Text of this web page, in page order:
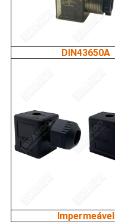
DIN43650A
Impermeável